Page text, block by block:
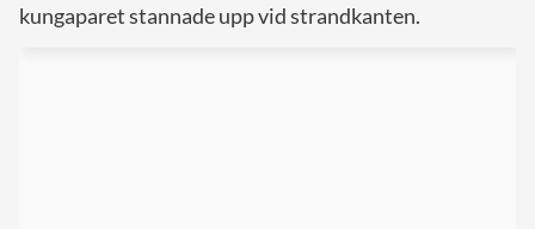
kungaparet stannade upp vid strandkanten.